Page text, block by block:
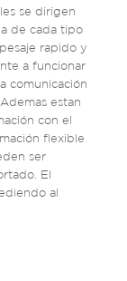
se dirigen
de cada tipo
rapido y
a funcionar
comunicación
estan
con el
flexible
ser
El
al